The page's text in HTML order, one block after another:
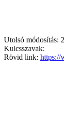
Utolsó módosítás:
Kulcsszavak:
Rövid link: https://